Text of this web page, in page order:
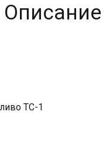
Описание
ТС-1